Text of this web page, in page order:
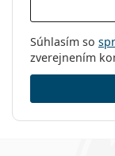
Súhlasím so
zverejnením